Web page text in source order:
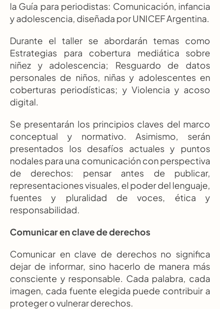
la Guía para periodistas: Comunicación, infancia
y adolescencia, diseñada por UNICEF Argentina.
Durante el taller se abordarán temas como
Estrategias para cobertura mediática sobre
niñez y adolescencia; Resguardo de datos
personales de niños, niñas y adolescentes en
coberturas periodísticas; y Violencia y acoso
digital.
Se presentarán los principios claves del marco
conceptual y normativo. Asimismo, serán
presentados los desafíos actuales y puntos
nodales para una comunicación con perspectiva
de derechos: pensar antes de publicar,
representaciones visuales, el poder del lenguaje,
fuentes y pluralidad de voces, ética y
responsabilidad.
Comunicar en clave de derechos
Comunicar en clave de derechos no significa
dejar de informar, sino hacerlo de manera más
consciente y responsable. Cada palabra, cada
imagen, cada fuente elegida puede contribuir a
proteger o vulnerar derechos.